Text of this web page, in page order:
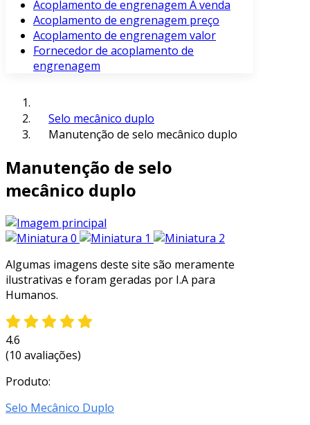
Acoplamento de engrenagem À venda
Acoplamento de engrenagem preço
Acoplamento de engrenagem valor
Fornecedor de acoplamento de
engrenagem
Selo mecânico duplo
Manutenção de selo mecânico duplo
Manutenção de selo
mecânico duplo
Algumas imagens deste site são meramente
ilustrativas e foram geradas por I.A para
Humanos.
4.6
(10 avaliações)
Produto:
Selo Mecânico Duplo